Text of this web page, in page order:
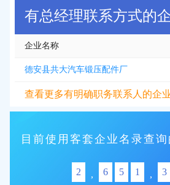
有总经理联系方式的
企业名称
德安县共大汽车锻压配件厂
查看更多有明确职务联系人的企
目前使用客套企业名录查
2 , 6 5 1 , 3